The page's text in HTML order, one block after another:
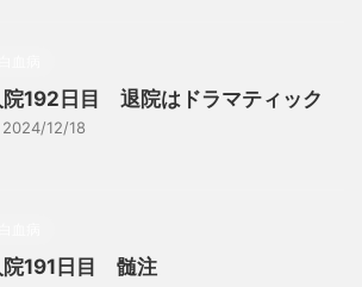
院192日目 退院はドラマティック
2024/12/18
院191日目 髄注